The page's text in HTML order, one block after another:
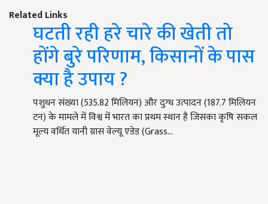
Related Links
घटती रही हरे चारे की खेती तो
होंगे बुरे परिणाम, किसानों के पास
क्या है उपाय ?
पशुधन संख्या (535.82 मिलियन) और दुग्ध उत्पादन (187.7 मिलियन
टन) के मामले में विश्व में भारत का प्रथम स्थान है जिसका कृषि सकल
मूल्य वर्धित यानी ग्रास वेल्यू एडेड (Grass…